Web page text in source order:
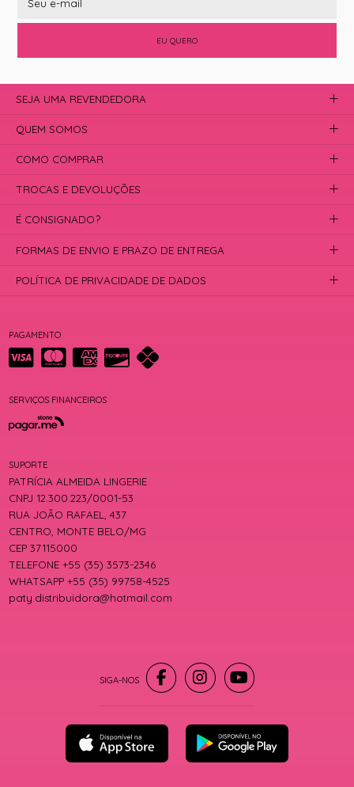
EU QUERO
PAGAMENTO
SERVIÇOS FINANCEIROS
SUPORTE
PATRÍCIA ALMEIDA LINGERIE
CNPJ 12.300.223/0001-53
RUA JOÃO RAFAEL, 437
CENTRO, MONTE BELO/MG
CEP 37115000
TELEFONE +55 (35) 3573-2346
WHATSAPP +55 (35) 99758-4525
paty.distribuidora@hotmail.com
SEJA UMA REVENDEDORA
QUEM SOMOS
COMO COMPRAR
TROCAS E DEVOLUÇÕES
É CONSIGNADO?
FORMAS DE ENVIO E PRAZO DE ENTREGA
POLÍTICA DE PRIVACIDADE DE DADOS